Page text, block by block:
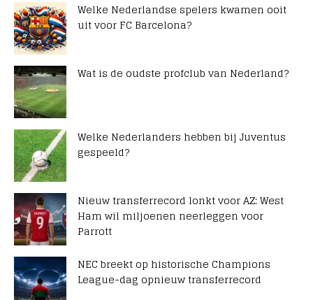
Welke Nederlandse spelers kwamen ooit
uit voor FC Barcelona?
Wat is de oudste profclub van Nederland?
Welke Nederlanders hebben bij Juventus
gespeeld?
Nieuw transferrecord lonkt voor AZ: West
Ham wil miljoenen neerleggen voor
Parrott
NEC breekt op historische Champions
League-dag opnieuw transferrecord